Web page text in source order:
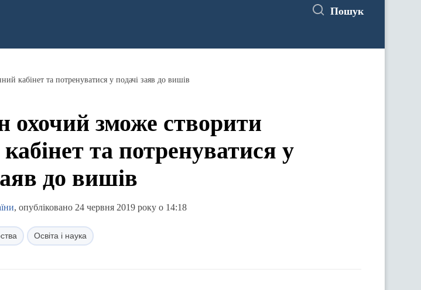
Пошук
кабінет та потренуватися у подачі заяв до вишів
охочий зможе створити
та потренуватися у
до вишів
, опубліковано 24 червня 2019 року о 14:18
Освіта і наука